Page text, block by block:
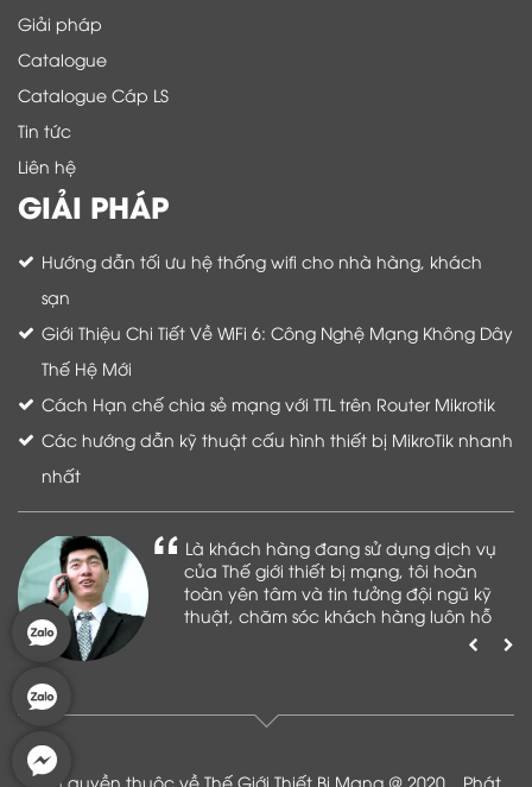
Giải pháp
Catalogue
Catalogue Cáp LS
Tin tức
Liên hệ
GIẢI PHÁP
Hướng dẫn tối ưu hệ thống wifi cho nhà hàng, khách
sạn
Giới Thiệu Chi Tiết Về WiFi 6: Công Nghệ Mạng Không Dây
Thế Hệ Mới
Cách Hạn chế chia sẻ mạng với TTL trên Router Mikrotik
Các hướng dẫn kỹ thuật cấu hình thiết bị MikroTik nhanh
nhất
Là khách hàng đang sử dụng dịch vụ
của Thế giới thiết bị mạng, tôi hoàn
toàn yên tâm và tin tưởng đội ngũ kỹ
thuật, chăm sóc khách hàng luôn hỗ
Bản quyền thuộc về Thế Giới Thiết Bị Mạng @ 2020 _ Phát